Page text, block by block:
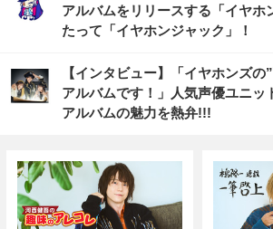
アルバムをリリースする「イヤホ
たって「イヤホンジャック」！
【インタビュー】「イヤホンズの
アルバムです！」人気声優ユニッ
アルバムの魅力を熱弁!!!